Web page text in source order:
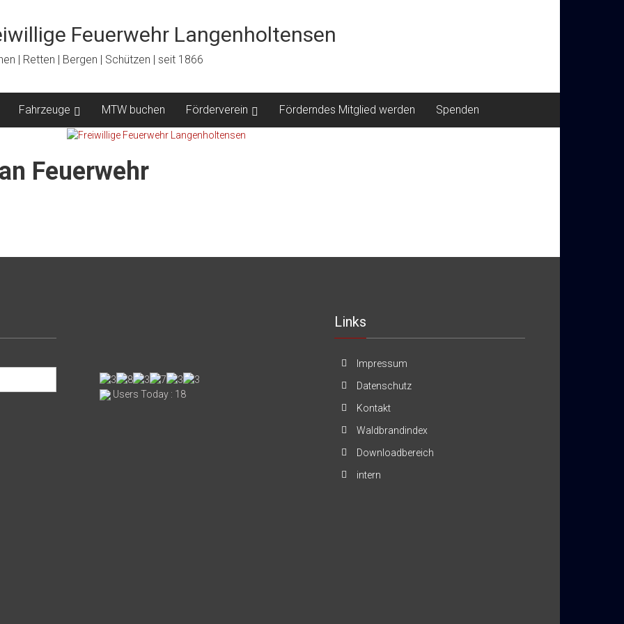
Feuerwehr Langenholtensen
| Retten | Bergen | Schützen | seit 1866
Fahrzeuge MTW buchen Förderverein Förderndes Mitglied werden Spenden
Feuerwehr
Users Today : 18
Links
Impressum
Datenschutz
Kontakt
Waldbrandindex
Downloadbereich
intern